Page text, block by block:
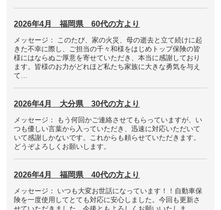
2026年4月 福岡県 60代の方より
メッセージ： このたび、家の火災、母の逝去と立て続けに起
きた不幸に際し、ご担当の千々和様をはじめトップ保険の皆
様にはならぬご厚意を寄せていただき、本当に感謝しており
ます。皆様のお力がどれほど私たち家族に大きな勇気を与え
て…
2026年4月 大分県 30代の方より
メッセージ： もう何回かご連絡させてもらっていますが、い
つも優しい言葉から入っていただき、迅速に対応いただいて
いて感謝しかないです。これからも頼らせていただきます。
どうぞよろしくお願いします。
2026年4月 福岡県 40代の方より
メッセージ： いつも大変お世話になっています！！自動車保
険を一度使用してとても対応に安心しました。今回も更新さ